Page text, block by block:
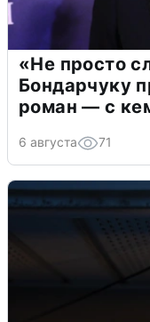
«Не просто
Бондарчуку
роман — с
6 августа 71